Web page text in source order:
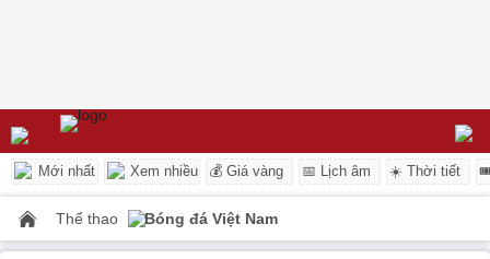
Mới nhất Xem nhiều 💰 Giá vàng 📅 Lịch âm ☀️ Thời tiết
Thể thao Bóng đá Việt Nam